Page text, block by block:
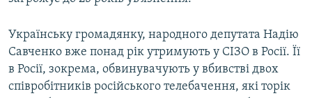
Українську громадянку, народного депутата Надію
Савченко вже понад рік утримують у СІЗО в Росії. Її
в Росії, зокрема, обвинувачують у вбивстві двох
співробітників російського телебачення, які торік